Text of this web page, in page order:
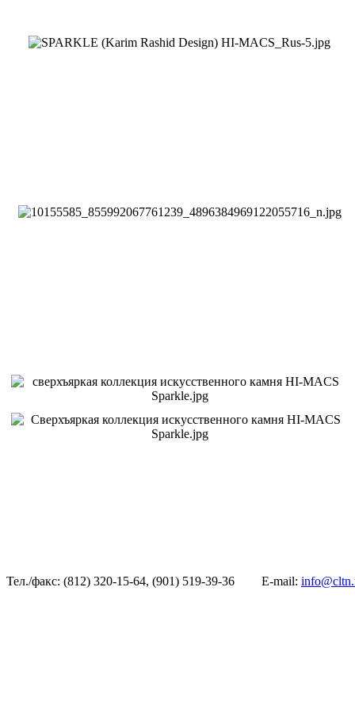
Тел./факс: (812) 320-15-64, (901) 519-39-36 E-mail: